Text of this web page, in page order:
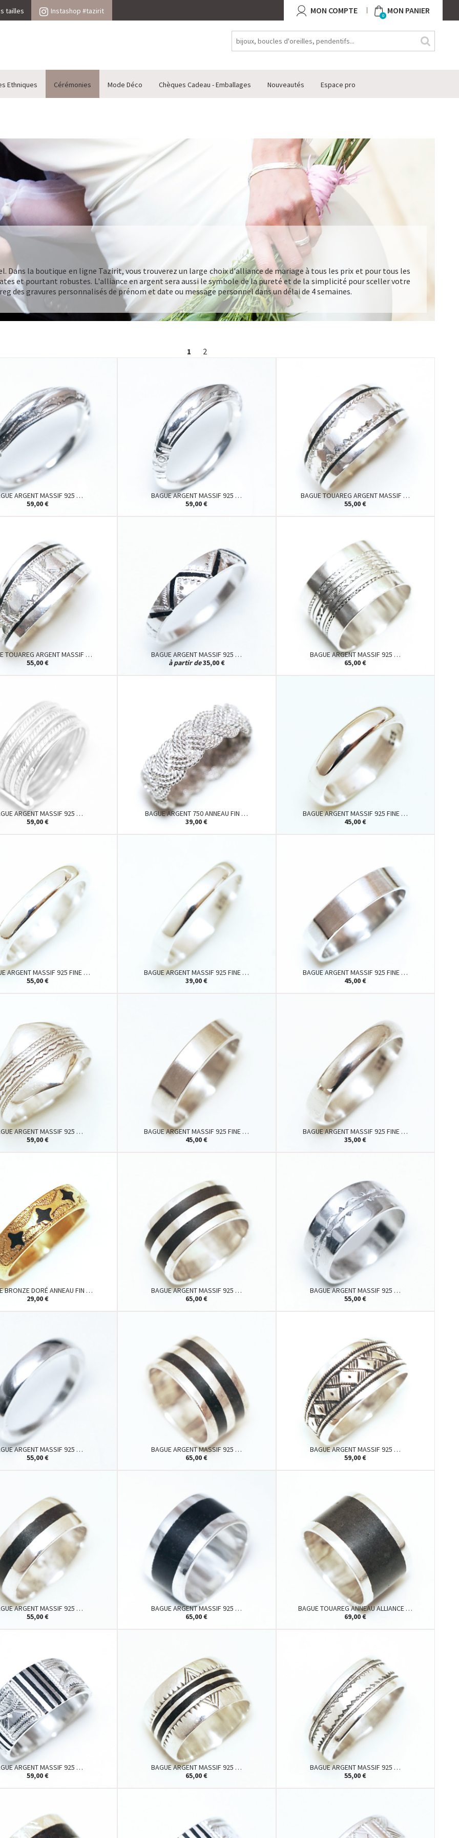
tailles Instashop #tazirit MON COMPTE 0 MON PANIER
Ethniques Cérémonies Mode Déco Chèques Cadeau - Emballages Nouveautés Espace pro
la boutique en ligne Tazirit, vous trouverez un large choix d'alliance de mariage à tous les prix et pour tous les
et pourtant robustes. L'alliance en argent sera aussi le symbole de la pureté et de la simplicité pour sceller votre
des gravures personnalisés de prénom et date ou message personnel dans un délai de 4 semaines.
1 2
ARGENT MASSIF 925 …
59,00 €
BAGUE ARGENT MASSIF 925 …
59,00 €
BAGUE TOUAREG ARGENT MASSIF …
55,00 €
TOUAREG ARGENT MASSIF …
55,00 €
BAGUE ARGENT MASSIF 925 …
à partir de35,00 €
BAGUE ARGENT MASSIF 925 …
65,00 €
ARGENT MASSIF 925 …
59,00 €
BAGUE ARGENT 750 ANNEAU FIN …
39,00 €
BAGUE ARGENT MASSIF 925 FINE …
45,00 €
ARGENT MASSIF 925 FINE …
55,00 €
BAGUE ARGENT MASSIF 925 FINE …
39,00 €
BAGUE ARGENT MASSIF 925 FINE …
45,00 €
ARGENT MASSIF 925 …
59,00 €
BAGUE ARGENT MASSIF 925 FINE …
45,00 €
BAGUE ARGENT MASSIF 925 FINE …
35,00 €
BRONZE DORÉ ANNEAU FIN …
29,00 €
BAGUE ARGENT MASSIF 925 …
65,00 €
BAGUE ARGENT MASSIF 925 …
55,00 €
ARGENT MASSIF 925 …
55,00 €
BAGUE ARGENT MASSIF 925 …
65,00 €
BAGUE ARGENT MASSIF 925 …
59,00 €
ARGENT MASSIF 925 …
55,00 €
BAGUE ARGENT MASSIF 925 …
65,00 €
BAGUE TOUAREG ANNEAU ALLIANCE …
69,00 €
ARGENT MASSIF 925 …
59,00 €
BAGUE ARGENT MASSIF 925 …
65,00 €
BAGUE ARGENT MASSIF 925 …
55,00 €